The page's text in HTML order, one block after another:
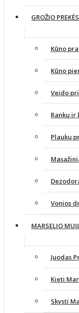
GROŽIO PREKĖS
Kūno
Kūno
Veido
Rankų ir
Plaukų
Vonios
MARSELIO
Juodas
Kieti
Skysti